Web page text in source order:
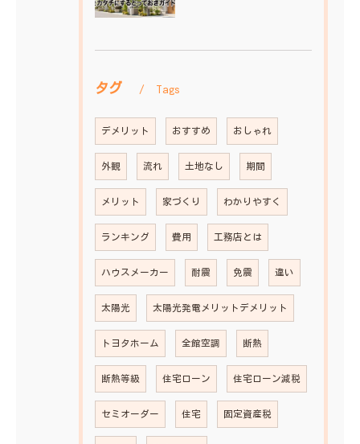
タグ Tags
デメリット おすすめ おしゃれ
外観 流れ 土地なし 期間
メリット 家づくり わかりやすく
ランキング 費用 工務店とは
ハウスメーカー 耐震 免震 違い
太陽光 太陽光発電メリットデメリット
トヨタホーム 全館空調 断熱
断熱等級 住宅ローン 住宅ローン減税
セミオーダー 住宅 固定資産税